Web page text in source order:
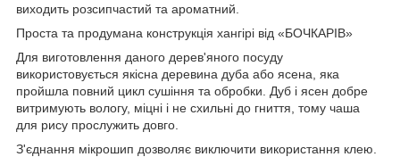
виходить розсипчастий та ароматний.
Проста та продумана конструкція хангірі від «БОЧКАРІВ»
Для виготовлення даного дерев'яного посуду
використовується якісна деревина дуба або ясена, яка
пройшла повний цикл сушіння та обробки. Дуб і ясен добре
витримують вологу, міцні і не схильні до гниття, тому чаша
для рису прослужить довго.
З'єднання мікрошип дозволяє виключити використання клею.